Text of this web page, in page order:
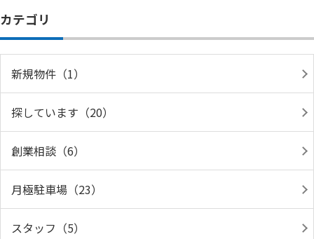
カテゴリ
新規物件（1）
探しています（20）
創業相談（6）
月極駐車場（23）
スタッフ（5）